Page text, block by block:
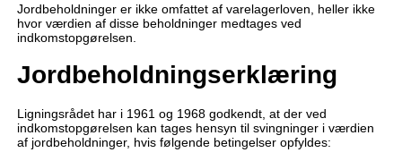
Jordbeholdninger er ikke omfattet af varelagerloven, heller ikke
hvor værdien af disse beholdninger medtages ved
indkomstopgørelsen.
Jordbeholdningserklæring
Ligningsrådet har i 1961 og 1968 godkendt, at der ved
indkomstopgørelsen kan tages hensyn til svingninger i værdien
af jordbeholdninger, hvis følgende betingelser opfyldes: